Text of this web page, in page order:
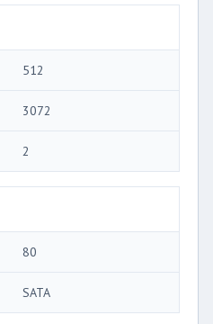
512
3072
2
80
SATA